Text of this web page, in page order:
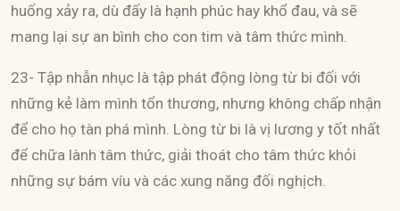
huống xảy ra, dù đấy là hạnh phúc hay khổ đau, và sẽ
mang lại sự an bình cho con tim và tâm thức mình.
23- Tập nhẫn nhục là tập phát động lòng từ bi đối với
những kẻ làm mình tổn thương, nhưng không chấp nhận
để cho họ tàn phá mình. Lòng từ bi là vị lương y tốt nhất
để chữa lành tâm thức, giải thoát cho tâm thức khỏi
những sự bám víu và các xung năng đối nghịch.